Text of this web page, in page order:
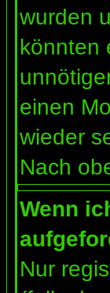
wurden
könnten
einen
wieder
Nach
Wenn
Nur